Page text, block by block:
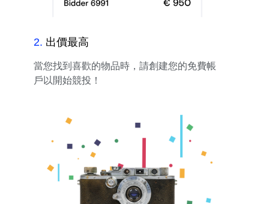
2. 出價最高
當您找到喜歡的物品時，請創建您的免費帳
戶以開始競投！